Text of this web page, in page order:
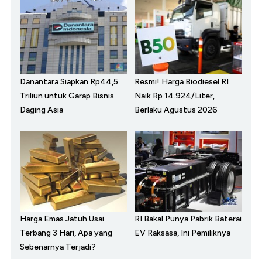
Danantara Siapkan Rp44,5
Triliun untuk Garap Bisnis
Daging Asia
Resmi! Harga Biodiesel RI
Naik Rp 14.924/Liter,
Berlaku Agustus 2026
Harga Emas Jatuh Usai
Terbang 3 Hari, Apa yang
Sebenarnya Terjadi?
RI Bakal Punya Pabrik Baterai
EV Raksasa, Ini Pemiliknya